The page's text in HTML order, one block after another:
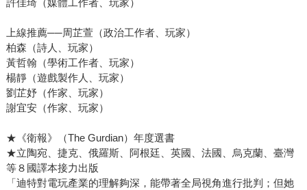
許佳琦（媒體工作者、玩家）
上線推薦──周芷萱（政治工作者、玩家）
柏森（詩人、玩家）
黃哲翰（學術工作者、玩家）
楊靜（遊戲製作人、玩家）
劉芷妤（作家、玩家）
謝宜安（作家、玩家）
★《衛報》（The Gurdian）年度選書
★立陶宛、捷克、俄羅斯、阿根廷、英國、法國、烏克蘭、臺灣
等８國譯本接力出版
「迪特對電玩產業的理解夠深，能帶著全局視角進行批判；但她